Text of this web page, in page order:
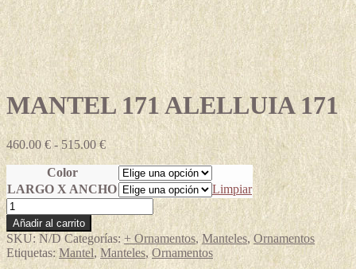
MANTEL 171 ALELLUIA 171
460.00€ - 515.00€Rango
de
precios:
desde
460.00 €
hasta
515.00 €
Color
LARGO X ANCHO
Limpiar
MANTEL
171
ALELLUIA
171
cantidad
Añadir al carrito
SKU:N/D Categorías: + Ornamentos, Manteles, Ornamentos
Etiquetas:Mantel,Manteles, Ornamentos